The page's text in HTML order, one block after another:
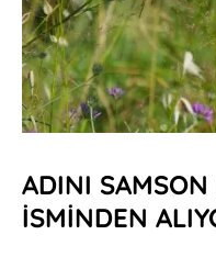
ADINI
İSMİNDEN